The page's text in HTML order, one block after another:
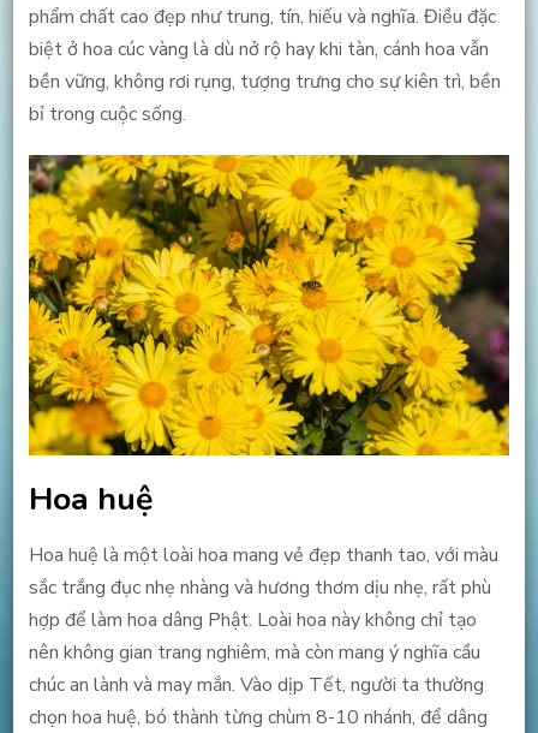
phẩm chất cao đẹp như trung, tín, hiếu và nghĩa. Điều đặc
biệt ở hoa cúc vàng là dù nở rộ hay khi tàn, cánh hoa vẫn
bền vững, không rơi rụng, tượng trưng cho sự kiên trì, bền
bỉ trong cuộc sống.
Hoa huệ
Hoa huệ là một loài hoa mang vẻ đẹp thanh tao, với màu
sắc trắng đục nhẹ nhàng và hương thơm dịu nhẹ, rất phù
hợp để làm hoa dâng Phật. Loài hoa này không chỉ tạo
nên không gian trang nghiêm, mà còn mang ý nghĩa cầu
chúc an lành và may mắn. Vào dịp Tết, người ta thường
chọn hoa huệ, bó thành từng chùm 8-10 nhánh, để dâng